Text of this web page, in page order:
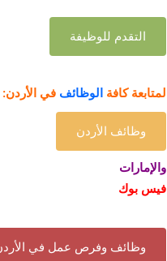
التقدم للوظيفة
لمتابعة كافة الوظائف في الأردن:
وظائف الأردن
والإمارات
فيس بوك
وظائف وفرص عمل في